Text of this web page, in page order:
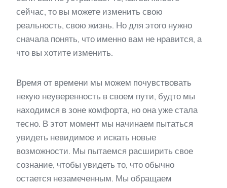
сейчас, то вы можете изменить свою
реальность, свою жизнь. Но для этого нужно
сначала понять, что именно вам не нравится, а
что вы хотите изменить.
Время от времени мы можем почувствовать
некую неуверенность в своем пути, будто мы
находимся в зоне комфорта, но она уже стала
тесно. В этот момент мы начинаем пытаться
увидеть невидимое и искать новые
возможности. Мы пытаемся расширить свое
сознание, чтобы увидеть то, что обычно
остается незамеченным. Мы обращаем